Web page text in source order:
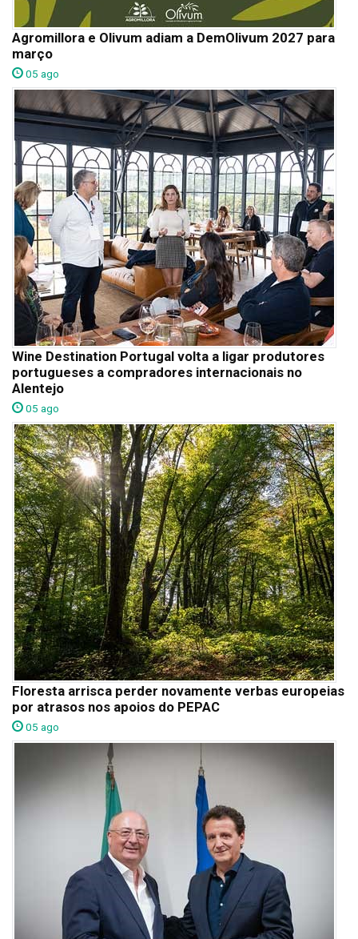
Agromillora e Olivum adiam a DemOlivum 2027 para
março
05 ago
Wine Destination Portugal volta a ligar produtores
portugueses a compradores internacionais no
Alentejo
05 ago
Floresta arrisca perder novamente verbas europeias
por atrasos nos apoios do PEPAC
05 ago